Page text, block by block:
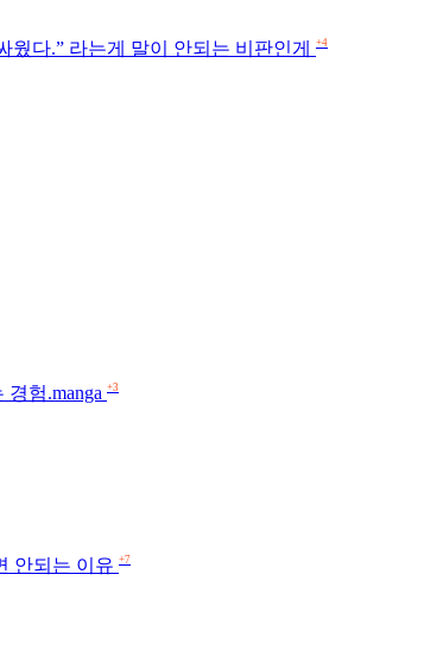
다.” 라는게 말이 안되는 비판인게 +4
험.manga +3
안되는 이유 +7